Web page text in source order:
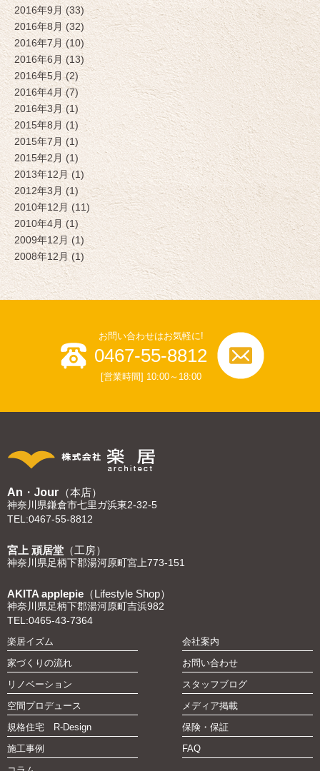
2016年9月 (33)
2016年8月 (32)
2016年7月 (10)
2016年6月 (13)
2016年5月 (2)
2016年4月 (7)
2016年3月 (1)
2015年8月 (1)
2015年7月 (1)
2015年2月 (1)
2013年12月 (1)
2012年3月 (1)
2010年12月 (11)
2010年4月 (1)
2009年12月 (1)
2008年12月 (1)
お問い合わせはお気軽に!
0467-55-8812
[営業時間] 10:00～18:00
An・Jour （本店）
神奈川県鎌倉市七里ガ浜東2-32-5
TEL:0467-55-8812
宮上 頑居堂 （工房）
神奈川県足柄下郡湯河原町宮上773-151
AKITA applepie （Lifestyle Shop）
神奈川県足柄下郡湯河原町吉浜982
TEL:0465-43-7364
楽居イズム
家づくりの流れ
リノベーション
空間プロデュース
規格住宅 R-Design
施工事例
会社案内
お問い合わせ
スタッフブログ
メディア掲載
保険・保証
FAQ